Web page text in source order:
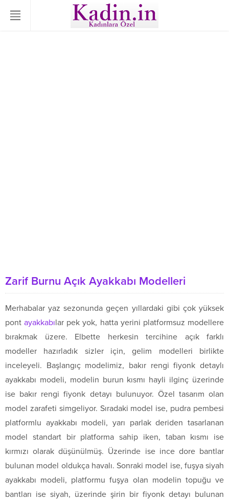
Zarif Burnu Açık Ayakkabı Modelleri
Merhabalar yaz sezonunda geçen yıllardaki gibi çok yüksek
pontayakkabılar pek yok, hatta yerini platformsuz modellere
bırakmak üzere. Elbette herkesin tercihine açık farklı
modeller hazırladık sizler için, gelim modelleri birlikte
inceleyeli. Başlangıç modelimiz, bakır rengi fiyonk detaylı
ayakkabı modeli, modelin burun kısmı hayli ilginç üzerinde
ise bakır rengi fiyonk detayı bulunuyor. Özel tasarım olan
model zarafeti simgeliyor. Sıradaki model ise, pudra pembesi
platformlu ayakkabı modeli, yarı parlak deriden tasarlanan
model standart bir platforma sahip iken, taban kısmı ise
kırmızı olarak düşünülmüş. Üzerinde ise ince dore bantlar
bulunan model oldukça havalı. Sonraki model ise, fuşya siyah
ayakkabı modeli, platformu fuşya olan modelin topuğu ve
bantları ise siyah, üzerinde şirin bir fiyonk detayı bulunan